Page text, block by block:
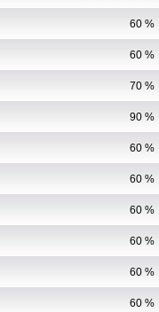
60 %
60 %
70 %
90 %
60 %
60 %
60 %
60 %
60 %
60 %